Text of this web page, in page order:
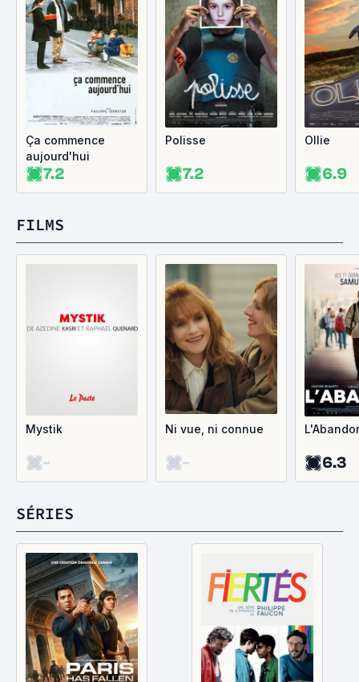
Ça commence
aujourd'hui
7.2
Polisse
7.2
Ollie
6.9
FILMS
Mystik
-
Ni vue, ni connue
- 6.3
SÉRIES